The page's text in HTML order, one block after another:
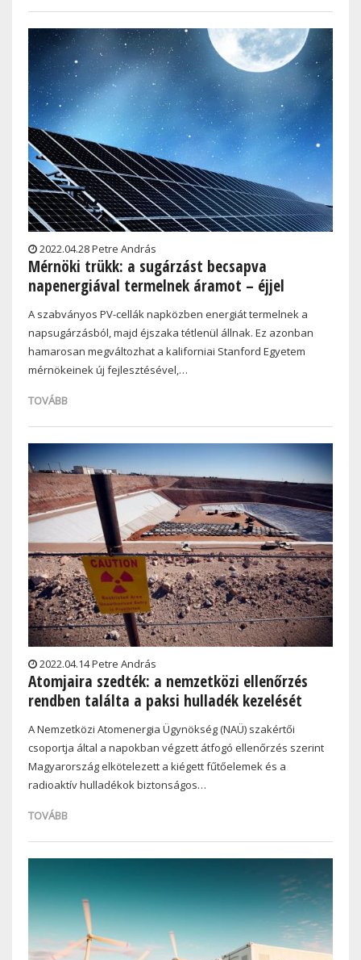
2022.04.28 Petre András
Mérnöki trükk: a sugárzást becsapva
napenergiával termelnek áramot – éjjel
A szabványos PV-cellák napközben energiát termelnek a
napsugárzásból, majd éjszaka tétlenül állnak. Ez azonban
hamarosan megváltozhat a kaliforniai Stanford Egyetem
mérnökeinek új fejlesztésével,…
TOVÁBB
2022.04.14 Petre András
Atomjaira szedték: a nemzetközi ellenőrzés
rendben találta a paksi hulladék kezelését
A Nemzetközi Atomenergia Ügynökség (NAÜ) szakértői
csoportja által a napokban végzett átfogó ellenőrzés szerint
Magyarország elkötelezett a kiégett fűtőelemek és a
radioaktív hulladékok biztonságos…
TOVÁBB